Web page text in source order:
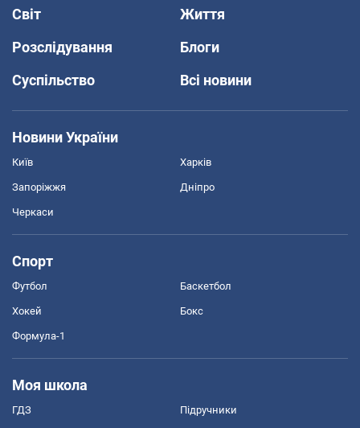
Світ
Життя
Розслідування
Блоги
Суспільство
Всі новини
Новини України
Київ Харків
Запоріжжя Дніпро
Черкаси
Спорт
Футбол Баскетбол
Хокей Бокс
Формула-1
Моя школа
ГДЗ Підручники